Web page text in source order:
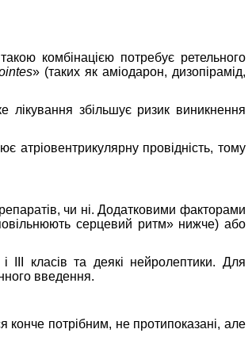
комбінацією потребує ретельного
»(таких як аміодарон, дизопірамід,
лікування збільшує ризик виникнення
атріовентрикулярну провідність, тому
чи ні.Додатковими факторами
серцевий ритм» нижче) або
III класів та деякі нейролептики. Для
введення.
конче потрібним, не протипоказані, але